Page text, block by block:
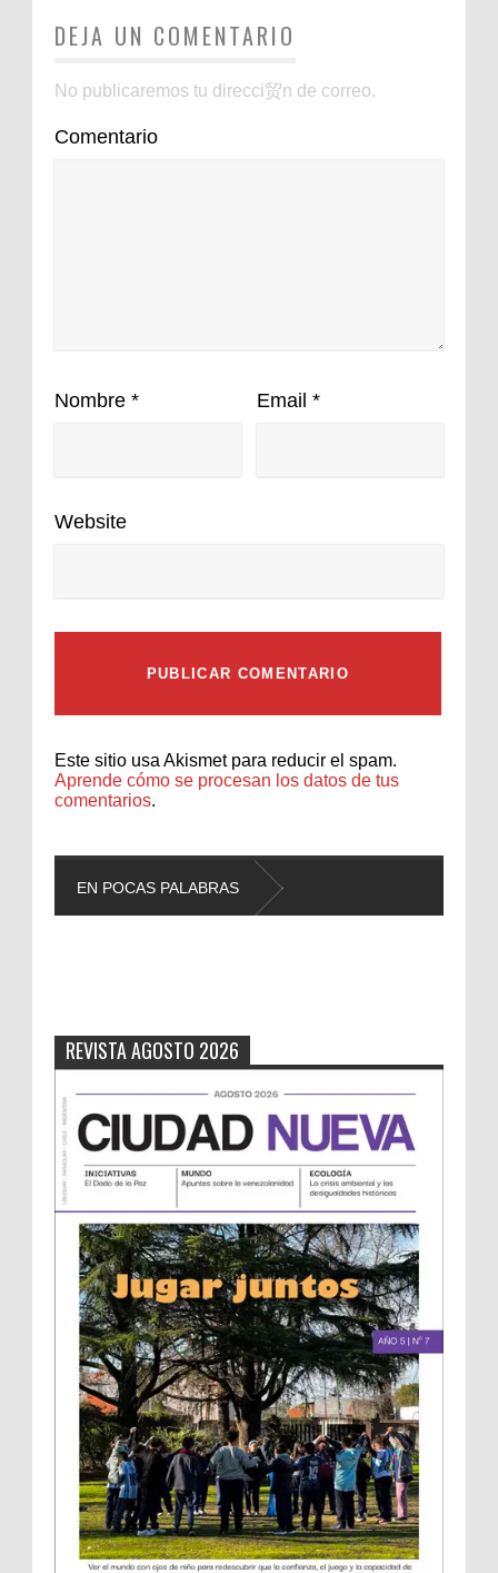
DEJA UN COMENTARIO
No publicaremos tu direcci贸n de correo.
Comentario
Nombre * Email *
Website
Este sitio usa Akismet para reducir el spam.
Aprende cómo se procesan los datos de tus
comentarios.
EN POCAS PALABRAS
REVISTA AGOSTO 2026